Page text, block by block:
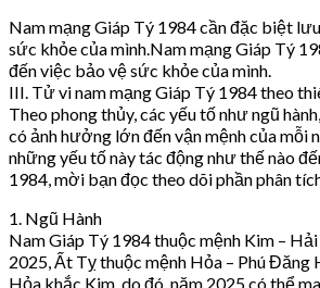
Nam mạng Giáp Tý 1984 cần đặc biệt
sức khỏe của mình.Nam mạng Giáp Tý
đến việc bảo vệ sức khỏe của mình.
III. Tử vi nam mạng Giáp Tý 1984 theo
Theo phong thủy, các yếu tố như ngũ
có ảnh hưởng lớn đến vận mệnh của mỗi
những yếu tố này tác động như thế nào
1984, mời bạn đọc theo dõi phần phân
1. Ngũ Hành
Nam Giáp Tý 1984 thuộc mệnh Kim –
2025, Ất Tỵ thuộc mệnh Hỏa – Phú Đăng
Hỏa khắc Kim, do đó, năm 2025 có thể